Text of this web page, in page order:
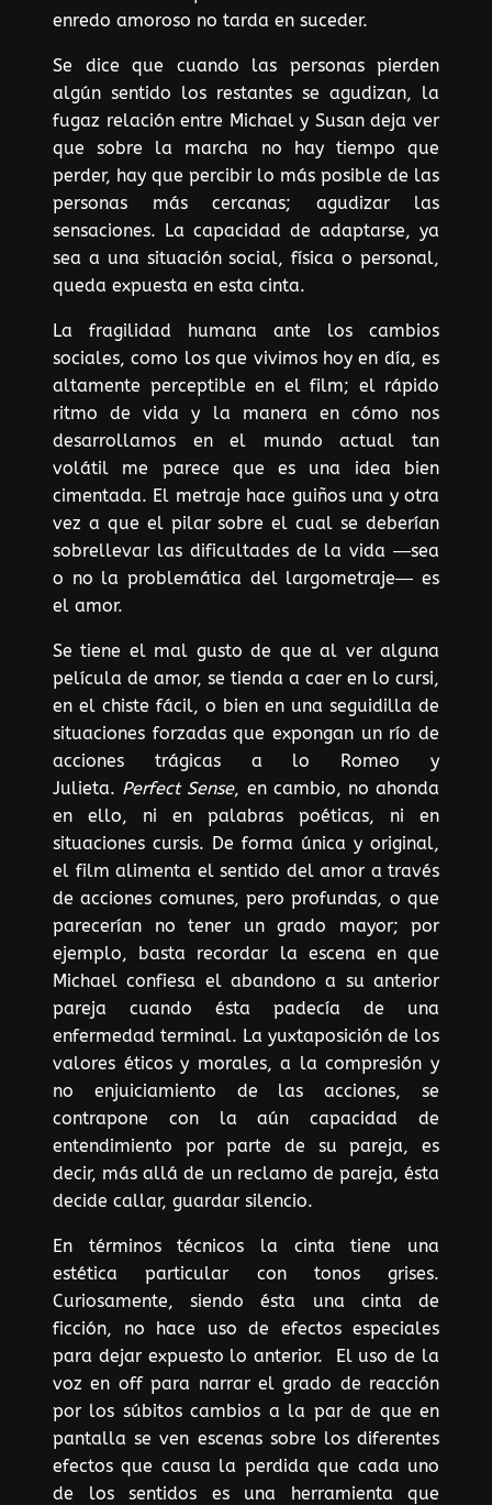
enredo amoroso no tarda en suceder.
Se dice que cuando las personas pierden
algún sentido los restantes se agudizan, la
fugaz relación entre Michael y Susan deja ver
que sobre la marcha no hay tiempo que
perder, hay que percibir lo más posible de las
personas más cercanas; agudizar las
sensaciones. La capacidad de adaptarse, ya
sea a una situación social, física o personal,
queda expuesta en esta cinta.
La fragilidad humana ante los cambios
sociales, como los que vivimos hoy en día, es
altamente perceptible en el film; el rápido
ritmo de vida y la manera en cómo nos
desarrollamos en el mundo actual tan
volátil me parece que es una idea bien
cimentada. El metraje hace guiños una y otra
vez a que el pilar sobre el cual se deberían
sobrellevar las dificultades de la vida ―sea
o no la problemática del largometraje― es
el amor.
Se tiene el mal gusto de que al ver alguna
película de amor, se tienda a caer en lo cursi,
en el chiste fácil, o bien en una seguidilla de
situaciones forzadas que expongan un río de
acciones trágicas a lo Romeo y
Julieta. Perfect Sense, en cambio, no ahonda
en ello, ni en palabras poéticas, ni en
situaciones cursis. De forma única y original,
el film alimenta el sentido del amor a través
de acciones comunes, pero profundas, o que
parecerían no tener un grado mayor; por
ejemplo, basta recordar la escena en que
Michael confiesa el abandono a su anterior
pareja cuando ésta padecía de una
enfermedad terminal. La yuxtaposición de los
valores éticos y morales, a la compresión y
no enjuiciamiento de las acciones, se
contrapone con la aún capacidad de
entendimiento por parte de su pareja, es
decir, más allá de un reclamo de pareja, ésta
decide callar, guardar silencio.
En términos técnicos la cinta tiene una
estética particular con tonos grises.
Curiosamente, siendo ésta una cinta de
ficción, no hace uso de efectos especiales
para dejar expuesto lo anterior. El uso de la
voz en off para narrar el grado de reacción
por los súbitos cambios a la par de que en
pantalla se ven escenas sobre los diferentes
efectos que causa la perdida que cada uno
de los sentidos es una herramienta que